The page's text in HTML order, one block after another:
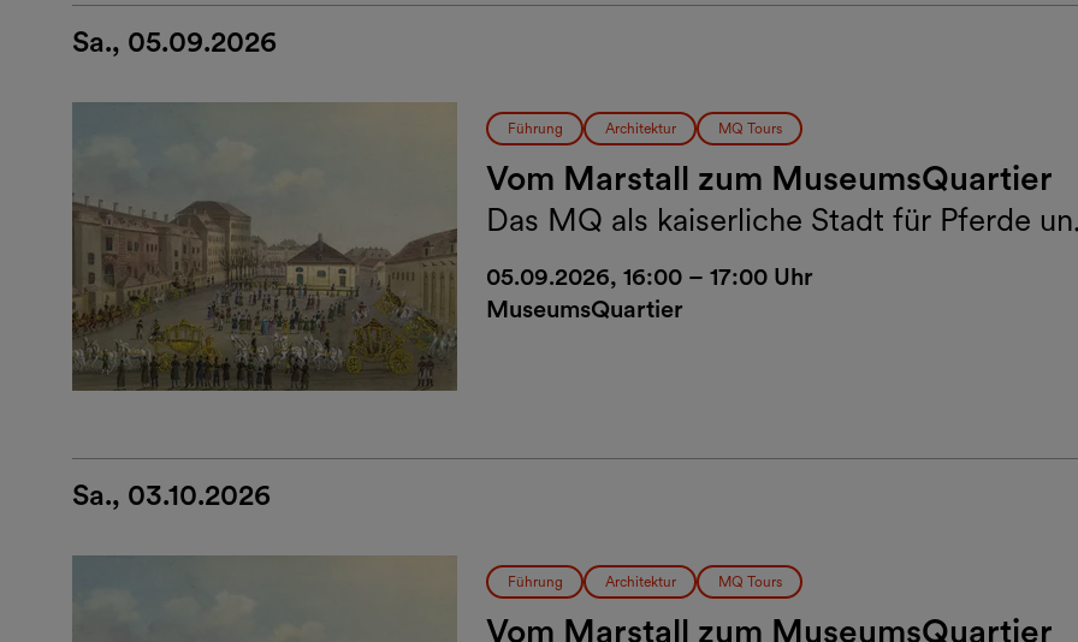
Sa., 05.09.2026
Führung Architektur MQ Tours
Vom Marstall zum MuseumsQuartier
Das MQ als kaiserliche Stadt für Pferde
05.09.2026, 16:00 – 17:00 Uhr
MuseumsQuartier
Sa., 03.10.2026
Führung Architektur MQ Tours
Vom Marstall zum MuseumsQuartier